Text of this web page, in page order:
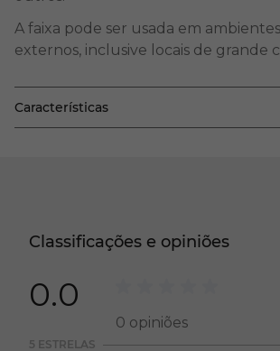
A faixa pode ser usada em
externos, inclusive locais de grande
Características
Classificações e opiniões
0.0
0 opiniões
5 ESTRELAS